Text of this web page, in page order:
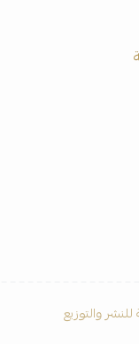
والتوزيع